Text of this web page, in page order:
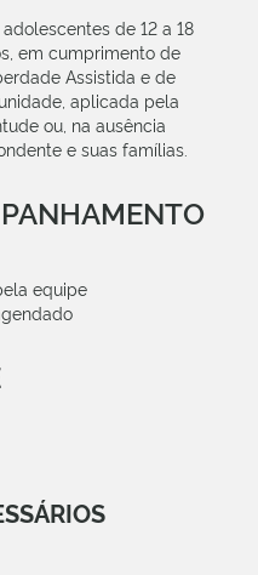
de 12 a 18
em cumprimento de
Assistida e de
aplicada pela
ou, na ausência
e suas famílias.
equipe